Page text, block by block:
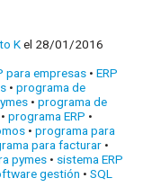
Kel 28/01/2016
para empresas •ERP
•programa de
•programa de
•programa ERP •
•programa para
para facturar •
pymes • sistema ERP
gestión •SQL